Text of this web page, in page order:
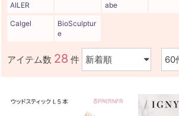
AILER
abe
Calgel
BioSculptur
e
アイテム数 28 件